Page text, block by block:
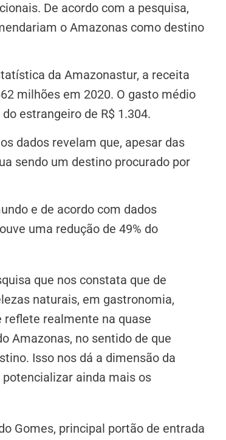
De acordo com a pesquisa,
o Amazonas como destino
da Amazonastur, a receita
milhões em 2020. O gasto médio
estrangeiro de R$ 1.304.
dados revelam que, apesar das
sendo um destino procurado por
e de acordo com dados
uma redução de 49% do
que nos constata que de
naturais, em gastronomia,
realmente na quase
Amazonas, no sentido de que
Isso nos dá a dimensão da
ainda mais os
Gomes, principal portão de entrada